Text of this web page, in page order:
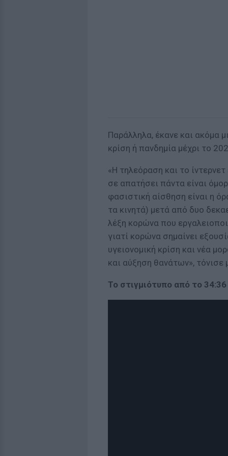
Παράλληλα, έκανε και ακόμα
κρίση ή πανδημία μέχρι το
«Η τηλεόραση και το
σε απατήσει πάντα είναι
φασιστική αίσθηση είναι η
τα κινητά) μετά από δυο
λέξη κορώνα που
γιατί κορώνα σημαίνει
υγειονομική κρίση και νέα
και αύξηση θανάτων», τόνισε
Το στιγμιότυπο από το 34:36